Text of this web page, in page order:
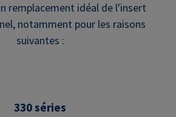
remplacement idéal de l'insert
notamment pour les raisons
suivantes :
330 séries